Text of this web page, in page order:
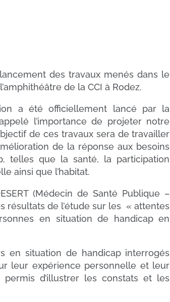
des travaux menés dans le
de la CCI à Rodez.
a été officiellement lancé par la
l’importance de projeter notre
de ces travaux sera de travailler
de la réponse aux besoins
telles que la santé, la participation
ainsi que l’habitat.
(Médecin de Santé Publique –
résultats de l’étude sur les « attentes
en situation de handicap en
en situation de handicap interrogés
leur expérience personnelle et leur
d’illustrer les constats et les